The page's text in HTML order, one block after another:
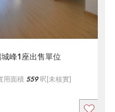
峰1座出售單位
用面積 559呎[未核實]